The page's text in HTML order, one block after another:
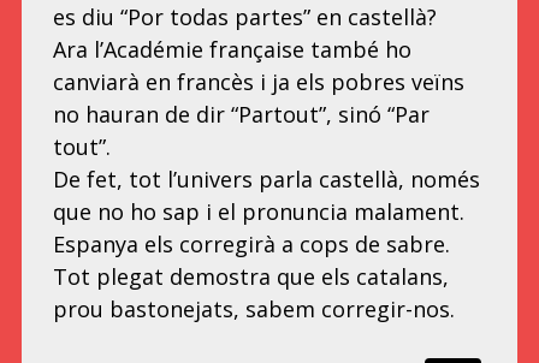
es diu “Por todas partes” en castellà?
Ara l’Académie française també ho
canviarà en francès i ja els pobres veïns
no hauran de dir “Partout”, sinó “Par
tout”.
De fet, tot l’univers parla castellà, només
que no ho sap i el pronuncia malament.
Espanya els corregirà a cops de sabre.
Tot plegat demostra que els catalans,
prou bastonejats, sabem corregir-nos.